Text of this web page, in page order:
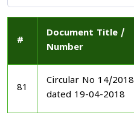
#
Document Title /
Number
81
Circular No 14/2018
dated 19-04-2018